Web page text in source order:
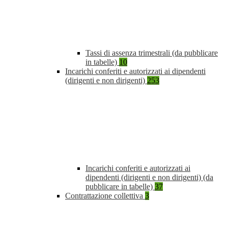
Tassi di assenza trimestrali (da pubblicare
in tabelle) 10
Incarichi conferiti e autorizzati ai dipendenti
(dirigenti e non dirigenti) 253
Incarichi conferiti e autorizzati ai
dipendenti (dirigenti e non dirigenti) (da
pubblicare in tabelle) 37
Contrattazione collettiva 3